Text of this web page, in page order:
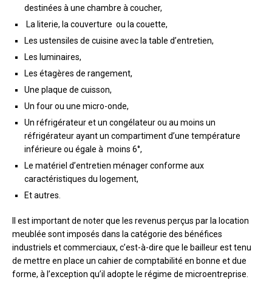
destinées à une chambre à coucher,
La literie, la couverture ou la couette,
Les ustensiles de cuisine avec la table d’entretien,
Les luminaires,
Les étagères de rangement,
Une plaque de cuisson,
Un four ou une micro-onde,
Un réfrigérateur et un congélateur ou au moins un
réfrigérateur ayant un compartiment d’une température
inférieure ou égale à moins 6°,
Le matériel d’entretien ménager conforme aux
caractéristiques du logement,
Et autres.
Il est important de noter que les revenus perçus par la location
meublée sont imposés dans la catégorie des bénéfices
industriels et commerciaux, c’est-à-dire que le bailleur est tenu
de mettre en place un cahier de comptabilité en bonne et due
forme, à l’exception qu’il adopte le régime de microentreprise.